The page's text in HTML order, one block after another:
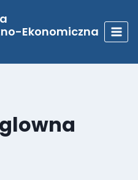
Ekonomiczna